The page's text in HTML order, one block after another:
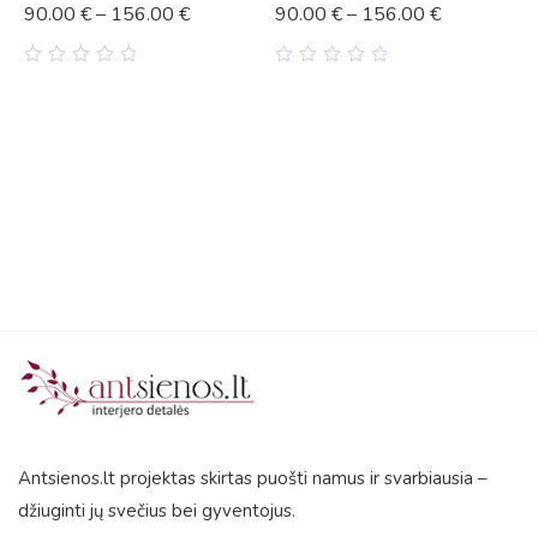
90.00 €– 156.00 € 90.00 €– 156.00 €
Antsienos.lt projektas skirtas puošti namus ir svarbiausia –
džiuginti jų svečius bei gyventojus.